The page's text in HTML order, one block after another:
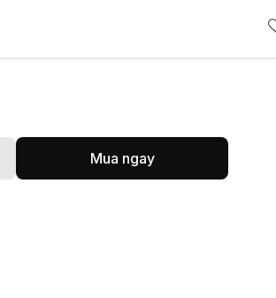
Mua ngay